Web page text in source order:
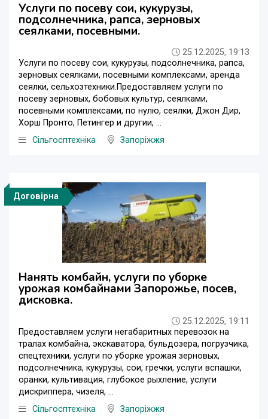
Услуги по посеву сои, кукурузы,
подсолнечника, рапса, зерновых
сеялками, посевными.
25.12.2025, 19:13
Услуги по посеву сои, кукурузы, подсолнечника, рапса,
зерновых сеялками, посевными комплексами, аренда
сеялки, сельхозтехники.Предоставляем услуги по
посеву зерновых, бобовых культур, сеялками,
посевными комплексами, по нулю, сеялки, Джон Дир,
Хорш Пронто, Петингер и другии, ...
Сільгосптехніка
Запоріжжя
Договірна
Нанять комбайн, услуги по уборке
урожая комбайнами Запорожье, посев,
дисковка.
25.12.2025, 19:11
Предоставляем услуги негабаритных перевозок на
тралах комбайна, экскаватора, бульдозера, погрузчика,
спецтехники, услуги по уборке урожая зерновых,
подсолнечника, кукурузы, сои, гречки, услуги вспашки,
оранки, культивация, глубокое рыхление, услуги
дискриппера, чизеля, ...
Сільгосптехніка
Запоріжжя